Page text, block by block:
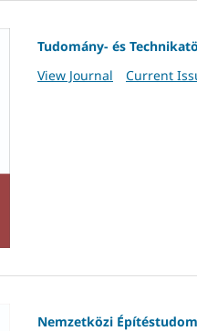
Tudomány- és
View Journal
Current
Nemzetközi